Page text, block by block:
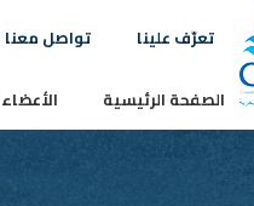
تعرّف علينا تواصل معنا
الصفحة الرئيسية الأعضاء